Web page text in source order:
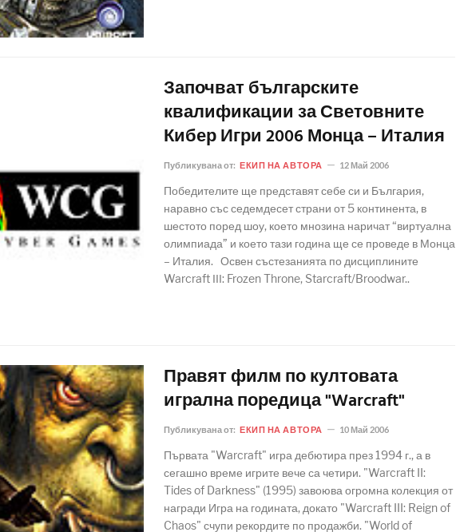
Започват българските
квалификации за Световните
Кибер Игри 2006 Монца – Италия
Публикувана от: ЕКИП НА АВТОРА 12 Май 2006
Победителите ще представят себе си и България,
наравно със седемдесет страни от 5 континента, в
шестото поред шоу, което мнозина наричат “виртуална
олимпиада” и което тази година ще се проведе в Монца
– Италия. Освен състезанията по дисциплините
Warcraft ІІІ: Frozen Throne, Starcraft/Broodwar..
Правят филм по култовата
игрална поредица "Warcraft"
Публикувана от: ЕКИП НА АВТОРА 10 Май 2006
Първата "Warcraft" игра дебютира през 1994 г., а в
сегашно време игрите вече са четири. "Warcraft II:
Tides of Darkness" (1995) завоюва огромна колекция от
награди Игра на годината, докато "Warcraft III: Reign of
Chaos" счупи рекордите по продажби. "World of